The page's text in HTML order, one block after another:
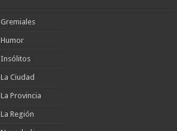
Gremiales
Humor
Insólitos
La Ciudad
La Provincia
La Región